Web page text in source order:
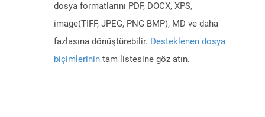
dosya formatlarını PDF, DOCX, XPS,
image(TIFF, JPEG, PNG BMP), MD ve daha
fazlasına dönüştürebilir. Desteklenen dosya
biçimlerinin tam listesine göz atın.